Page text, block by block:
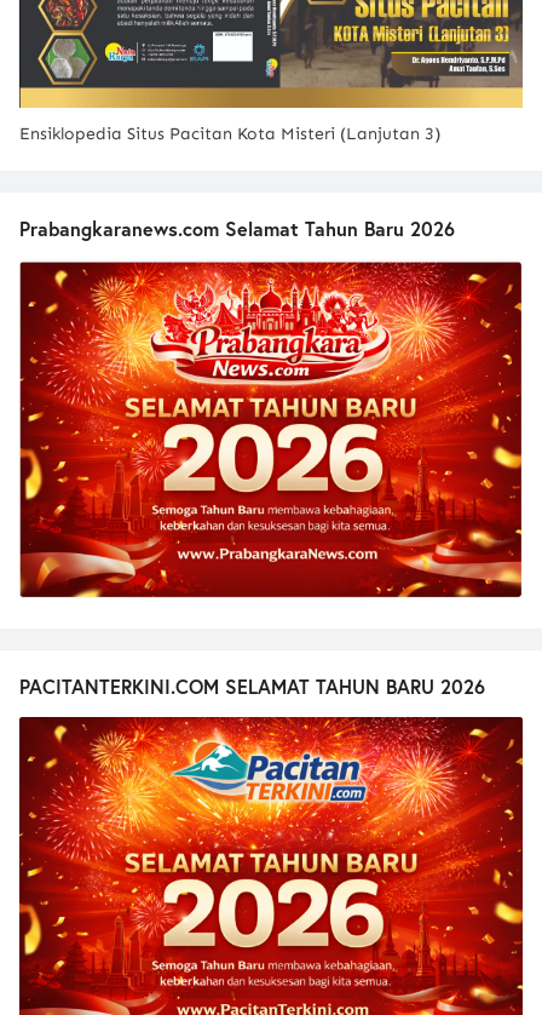
Ensiklopedia Situs Pacitan Kota Misteri (Lanjutan 3)
Prabangkaranews.com Selamat Tahun Baru 2026
PACITANTERKINI.COM SELAMAT TAHUN BARU 2026